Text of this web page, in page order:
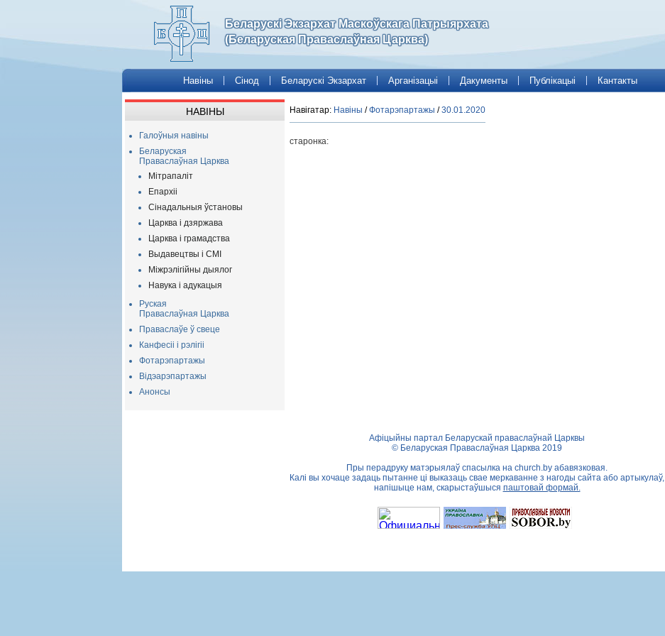
Беларускі Экзархат Маскоўскага Патрыярхата
(Беларуская Праваслаўная Царква)
Навіны Сінод Беларускі Экзархат Арганізацыі Дакументы Публікацыі Кантакты
НАВІНЫ
Галоўныя навіны
Беларуская
Праваслаўная Царква
Мітрапаліт
Епархіі
Сінадальныя ўстановы
Царква і дзяржава
Царква і грамадства
Выдавецтвы і СМІ
Міжрэлігійны дыялог
Навука і адукацыя
Руская
Праваслаўная Царква
Праваслаўе ў свеце
Канфесіі і рэлігіі
Фотарэпартажы
Відэарэпартажы
Анонсы
Навігатар: Навіны /Фотарэпартажы /30.01.2020
старонка:
Афіцыйны партал Беларускай праваслаўнай Царквы
© Беларуская Праваслаўная Царква 2019
Пры перадруку матэрыялаў спасылка на church.by абавязковая.
Калі вы хочаце задаць пытанне ці выказаць свае меркаванне з нагоды сайта або артыкулаў,
напішыце нам, скарыстаўшыся паштовай формай.